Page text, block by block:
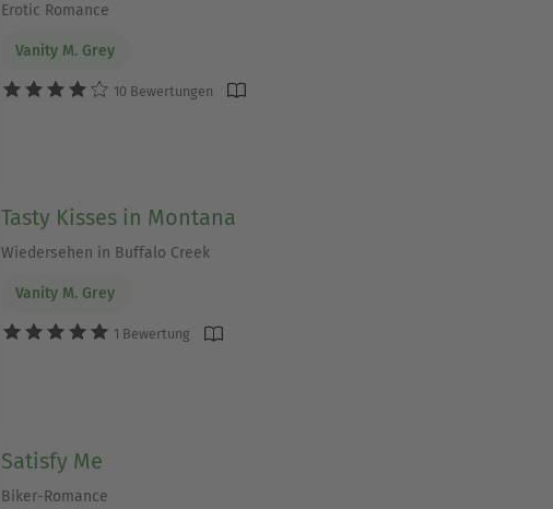
Erotic Romance
Vanity M. Grey
10 Bewertungen
Tasty Kisses in Montana
Wiedersehen in Buffalo Creek
Vanity M. Grey
1 Bewertung
Satisfy Me
Biker-Romance